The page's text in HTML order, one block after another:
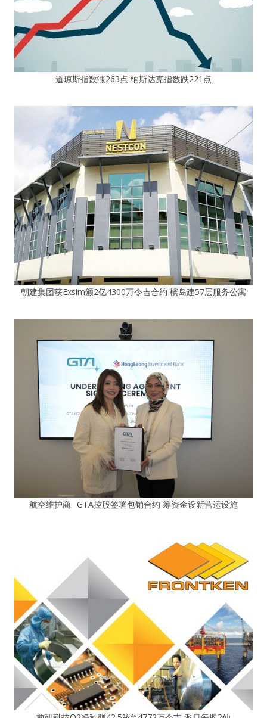
道琼斯指数涨263点 纳斯达克指数跌221点
朝建集团获Exsim颁2亿4300万令吉合约 槟岛建57层服务公寓
航空维护商─GTA控股签署包销合约 筹资金设新营运设施